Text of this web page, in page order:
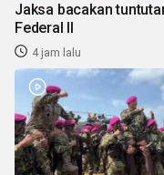
Jaksa bacakan
Federal II
4 jam lalu